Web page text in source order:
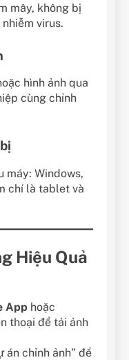
mây, không bị
virus.
hình ảnh qua
cùng chỉnh
máy: Windows,
chí là tablet và
Hiệu Quả
App hoặc
thoại để tải ảnh
án chỉnh ảnh” để